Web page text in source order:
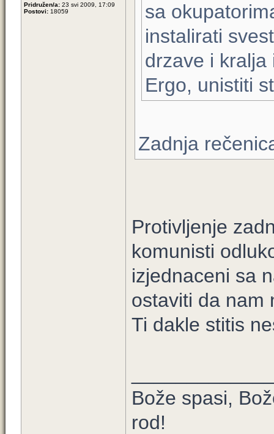
Pridružen/a: 23 svi 2009, 17:09
Postovi: 18059
sa
instalirati
drzave i kralja
Ergo, unistiti
Zadnja
Protivljenje
komunisti
izjednaceni sa
ostaviti da
Ti dakle stitis
Bože spasi,
rod!